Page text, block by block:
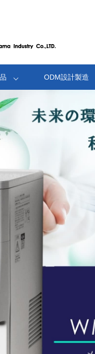
ODM設計製造